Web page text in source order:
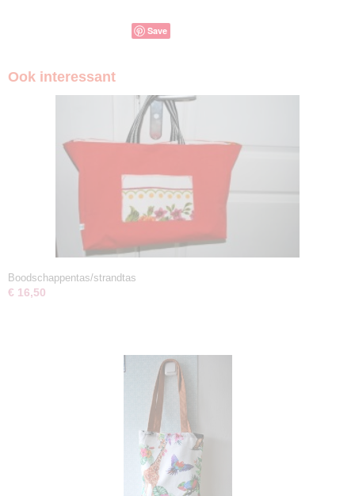
Save
Ook interessant
Boodschappentas/strandtas
€ 16,50